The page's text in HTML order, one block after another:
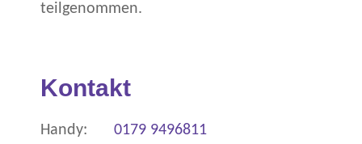
teilgenommen.
Kontakt
Handy:
0179 9496811